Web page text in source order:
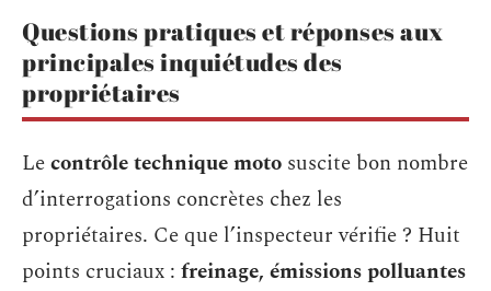
Questions pratiques et réponses aux
principales inquiétudes des
propriétaires
Lecontrôle technique moto suscite bon nombre
d’interrogations concrètes chez les
propriétaires. Ce que l’inspecteur vérifie ? Huit
points cruciaux : freinage, émissions polluantes